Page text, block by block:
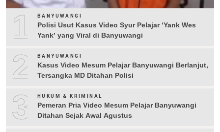
1 BANYUWANGI
Polisi Usut Kasus Video Syur Pelajar ‘Yank Wes
Yank’ yang Viral di Banyuwangi
2 BANYUWANGI
Kasus Video Mesum Pelajar Banyuwangi Berlanjut,
Tersangka MD Ditahan Polisi
3 HUKUM & KRIMINAL
Pemeran Pria Video Mesum Pelajar Banyuwangi
Ditahan Sejak Awal Agustus